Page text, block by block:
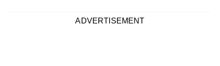
ADVERTISEMENT